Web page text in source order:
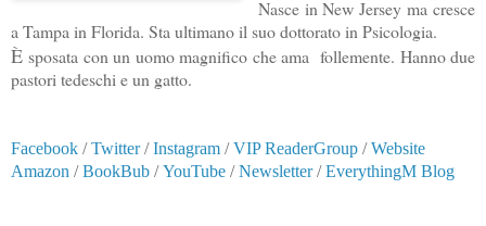
Nasce in New Jersey ma cresce
a Tampa in Florida. Sta ultimano il suo dottorato in Psicologia.
È sposata con un uomo magnifico che ama follemente. Hanno due
pastori tedeschi e un gatto.
Facebook /Twitter/Instagram /VIP ReaderGroup /Website
Amazon /BookBub /YouTube /Newsletter/EverythingM Blog